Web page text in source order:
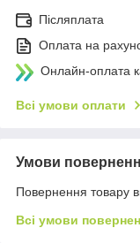
Післяплата
Оплата на
Онлайн-оплата
Всі умови оплати
Умови
Повернення товару
Всі умови